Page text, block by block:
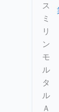
ス
ミ
リ
ン
モ
ル
タ
ル
Ａ